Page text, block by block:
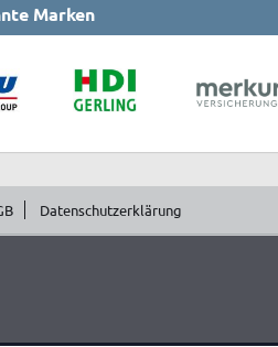
Marken
Datenschutzerklärung